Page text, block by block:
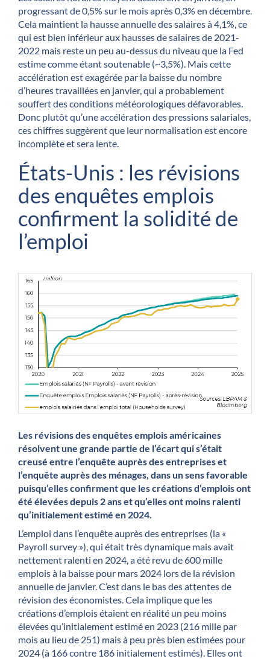
progressant de 0,5% sur le mois après 0,3% en décembre.
Cela maintient la hausse annuelle des salaires à 4,1%, ce
qui est bien inférieur aux hausses de salaires de 2021-
2022 mais reste un peu au-dessus du niveau que la Fed
estime comme étant soutenable (~3,5%). Mais cette
accélération est exagérée par la baisse du nombre
d’heures travaillées en janvier, qui a probablement
souffert des conditions météorologiques défavorables.
Donc plutôt qu’une accélération des pressions salariales,
ces chiffres suggèrent que leur normalisation est encore
incomplète et sera lente.
États-Unis : les révisions
des enquêtes emplois
confirment la solidité de
l’emploi
Les révisions des enquêtes emplois américaines
résolvent une grande partie de l’écart qui s’était
creusé entre l’enquête auprès des entreprises et
l’enquête auprès des ménages, dans un sens favorable
puisqu’elles confirment que les créations d’emplois ont
été élevées depuis 2 ans et qu’elles ont moins ralenti
qu’initialement estimé en 2024.
L’emploi dans l’enquête auprès des entreprises (la «
Payroll survey »), qui était très dynamique mais avait
nettement ralenti en 2024, a été revu de 600 mille
emplois à la baisse pour mars 2024 lors de la révision
annuelle de janvier. C’est dans le bas des attentes de
révision des économistes. Cela implique que les
créations d’emplois étaient en réalité un peu moins
élevées qu’initialement estimé en 2023 (216 mille par
mois au lieu de 251) mais à peu près bien estimées pour
2024 (à 166 contre 186 initialement estimés). Elles ont